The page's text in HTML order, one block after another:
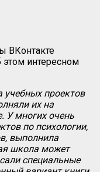
ВКонтакте
этом интересном
учебных проектов
их на
У многих очень
по психологии,
выполнила
школа может
специальные